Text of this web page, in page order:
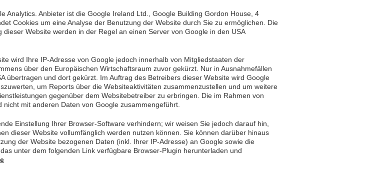
Analytics. Anbieter ist die Google Ireland Ltd., Google Building Gordon House, 4
Cookies um eine Analyse der Benutzung der Website durch Sie zu ermöglichen. Die
Website werden in der Regel an einen Server von Google in den USA
wird Ihre IP-Adresse von Google jedoch innerhalb von Mitgliedstaaten der
über den Europäischen Wirtschaftsraum zuvor gekürzt. Nur in Ausnahmefällen
übertragen und dort gekürzt. Im Auftrag des Betreibers dieser Website wird Google
um Reports über die Websiteaktivitäten zusammenzustellen und um weitere
gegenüber dem Websitebetreiber zu erbringen. Die im Rahmen von
mit anderen Daten von Google zusammengeführt.
Einstellung Ihrer Browser-Software verhindern; wir weisen Sie jedoch darauf hin,
dieser Website vollumfänglich werden nutzen können. Sie können darüber hinaus
der Website bezogenen Daten (inkl. Ihrer IP-Adresse) an Google sowie die
unter dem folgenden Link verfügbare Browser-Plugin herunterladen und